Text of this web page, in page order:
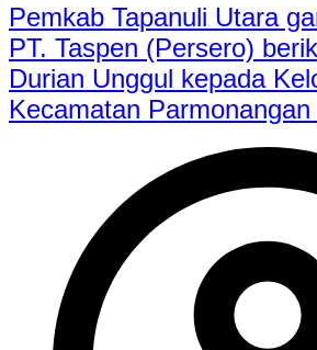
‎Pemkab Tapanuli Utara
PT. Taspen (Persero)
Durian Unggul kepada
Kecamatan Parmonangan ‎